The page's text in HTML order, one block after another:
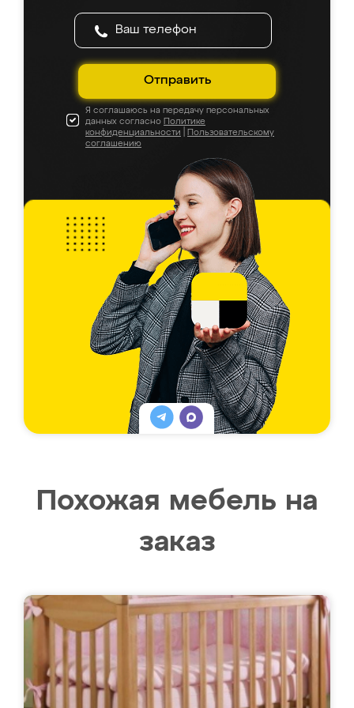
Отправить
Я соглашаюсь на передачу персональных
данных согласно Политике
конфиденциальности
Пользовательскому
соглашению
Похожая мебель на
заказ